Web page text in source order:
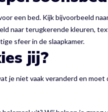
een bed. Kijk bijvoorbeeld
naar terugkerende kleuren,
sfeer in de slaapkamer.
jij?
je niet vaak veranderd en